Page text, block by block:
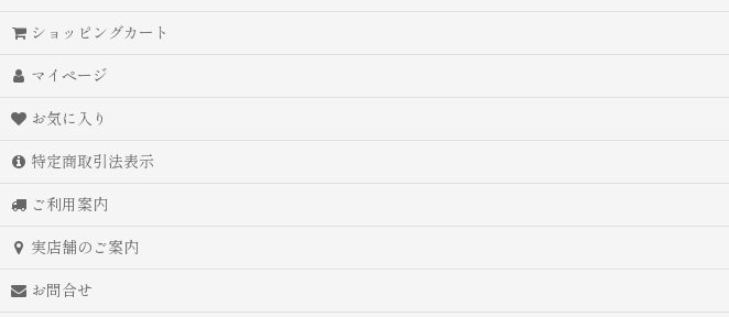
ショッピングカート
マイページ
お気に入り
特定商取引法表示
ご利用案内
実店舗のご案内
お問合せ